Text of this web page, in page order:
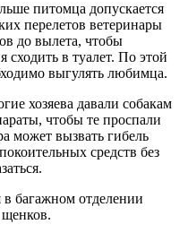
питомца допускается
перелетов ветеринары
до вылета, чтобы
в туалет. По этой
выгулять любимца.
хозяева давали собакам
чтобы те проспали
может вызвать гибель
средств без
багажном отделении